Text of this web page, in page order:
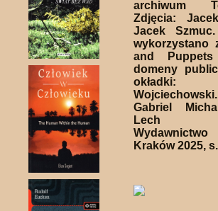
archiwum
Zdjęcia:
Jacek
wykorzystano
and
domeny
Gabriel
Lech
Kraków 2025,